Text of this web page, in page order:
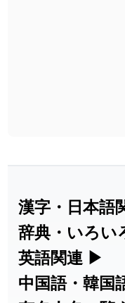
漢字・日本語
漢字の読み方
練習など、日
集
辞典・いろい
部首・画数別
名・駅名検索
英語関連 ▶
カタカナ語・
中国語・韓国